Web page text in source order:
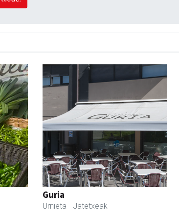
Guria
Urnieta - Jatetxeak